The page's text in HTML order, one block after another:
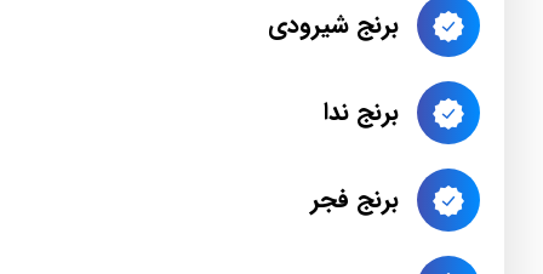
برنج شیرودی
برنج ندا
برنج فجر